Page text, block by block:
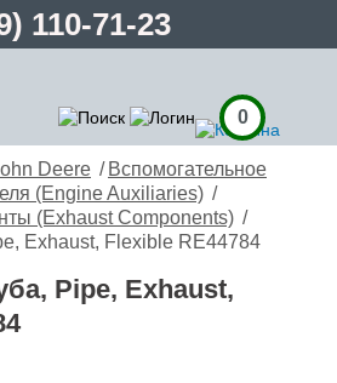
110-71-23
0
Deere / Вспомогательное
(Engine Auxiliaries) /
(Exhaust Components) /
Exhaust, Flexible RE44784
Pipe, Exhaust,